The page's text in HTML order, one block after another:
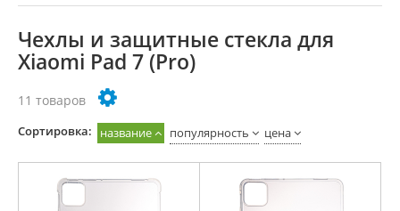
Чехлы и защитные стекла для
Xiaomi Pad 7 (Pro)
11 товаров
Cортировка: название популярность цена